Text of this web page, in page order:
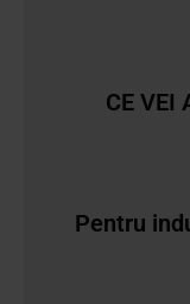
CE VEI
Pentru